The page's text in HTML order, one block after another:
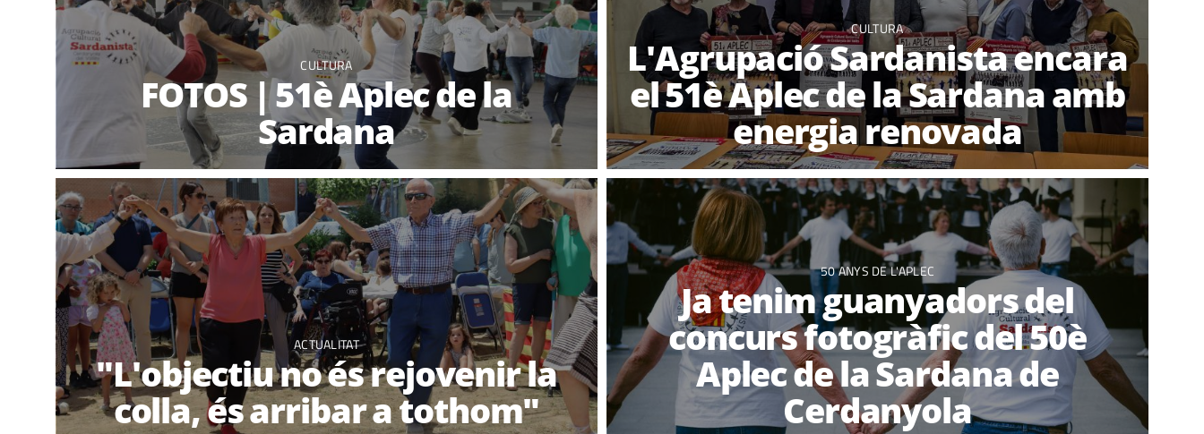
CULTURA
FOTOS | 51è Aplec de la
Sardana
CULTURA
L'Agrupació Sardanista encara
el 51è Aplec de la Sardana amb
energia renovada
ACTUALITAT
"L'objectiu no és rejovenir la
colla, és arribar a tothom"
50 ANYS DE L'APLEC
Ja tenim guanyadors del
concurs fotogràfic del 50è
Aplec de la Sardana de
Cerdanyola